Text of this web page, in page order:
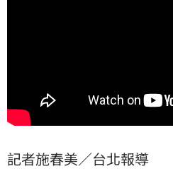
記者施春美／台北報導